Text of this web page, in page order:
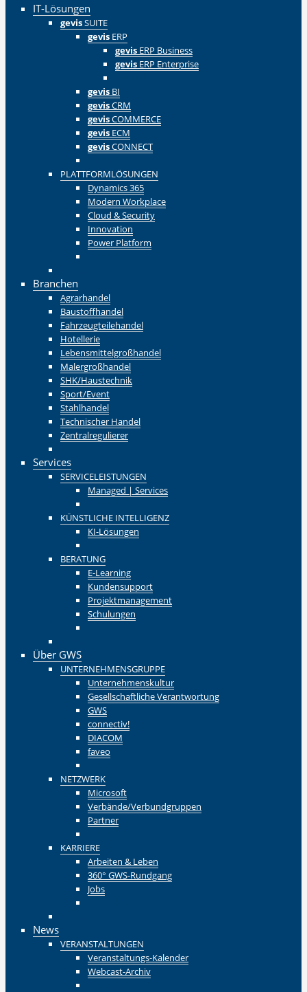
IT-Lösungen
gevisSUITE
gevis ERP
gevis ERP Business
gevis ERP Enterprise
gevis BI
gevisCRM
gevisCOMMERCE
gevis ECM
gevisCONNECT
PLATTFORMLÖSUNGEN
Dynamics 365
Modern Workplace
Cloud & Security
Innovation
Power Platform
Branchen
Agrarhandel
Baustoffhandel
Fahrzeugteilehandel
Hotellerie
Lebensmittelgroßhandel
Malergroßhandel
SHK/Haustechnik
Sport/Event
Stahlhandel
Technischer Handel
Zentralregulierer
Services
SERVICELEISTUNGEN
Managed | Services
KÜNSTLICHE INTELLIGENZ
KI-Lösungen
BERATUNG
E-Learning
Kundensupport
Projektmanagement
Schulungen
Über GWS
UNTERNEHMENSGRUPPE
Unternehmenskultur
Gesellschaftliche Verantwortung
GWS
connectiv!
DIACOM
faveo
NETZWERK
Microsoft
Verbände/Verbundgruppen
Partner
KARRIERE
Arbeiten & Leben
360° GWS-Rundgang
Jobs
News
VERANSTALTUNGEN
Veranstaltungs-Kalender
Webcast-Archiv